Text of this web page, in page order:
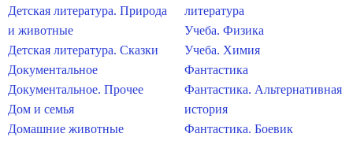
Детская литература. Природа
и животные
Детская литература. Сказки
Документальное
Документальное. Прочее
Дом и семья
Домашние животные
литература
Учеба. Физика
Учеба. Химия
Фантастика
Фантастика. Альтернативная
история
Фантастика. Боевик